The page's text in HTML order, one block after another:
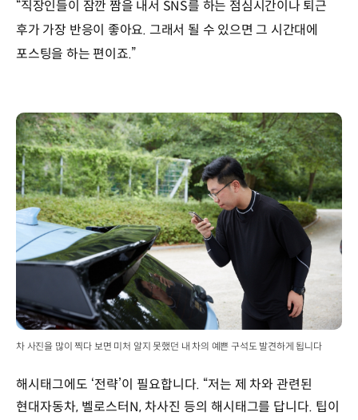
“직장인들이 잠깐 짬을 내서 SNS를 하는 점심시간이나 퇴근
후가 가장 반응이 좋아요. 그래서 될 수 있으면 그 시간대에
포스팅을 하는 편이죠.”
차 사진을 많이 찍다 보면 미처 알지 못했던 내 차의 예쁜 구석도 발견하게 됩니다
해시태그에도 ‘전략’이 필요합니다. “저는 제 차와 관련된
현대자동차, 벨로스터N, 차사진 등의 해시태그를 답니다. 팁이